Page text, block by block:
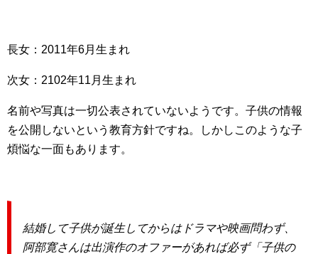
長女：2011年6月生まれ
次女：2102年11月生まれ
名前や写真は一切公表されていないようです。子供の情報
を公開しないという教育方針ですね。しかしこのような子
煩悩な一面もあります。
結婚して子供が誕生してからはドラマや映画問わず、
阿部寛さんは出演作のオファーがあれば必ず「子供の